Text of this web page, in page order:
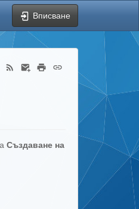
Вписване
Създаване на